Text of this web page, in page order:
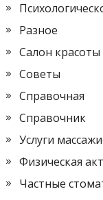
Разное
Салон красоты
Советы
Справочная
Справочник
Услуги
Физическая
Частные